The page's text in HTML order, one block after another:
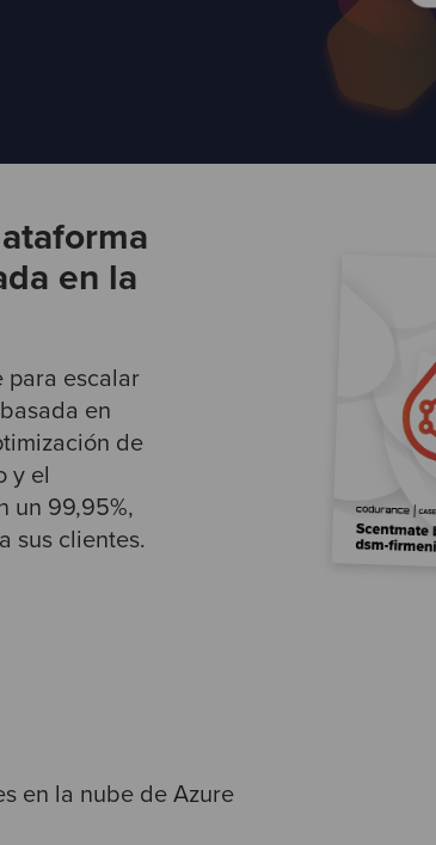
en la
para escalar
en
de
y el
un 99,95%,
sus clientes.
en la nube de Azure